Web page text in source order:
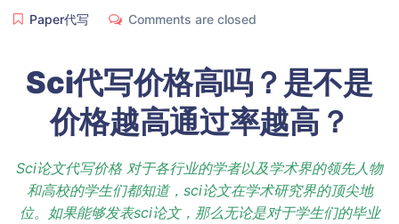
Paper代写 Comments are closed
Sci代写价格高吗？是不是
价格越高通过率越高？
Sci论文代写价格 对于各行业的学者以及学术界的领先人物
和高校的学生们都知道，sci论文在学术研究界的顶尖地
位。如果能够发表sci论文，那么无论是对于学生们的毕业